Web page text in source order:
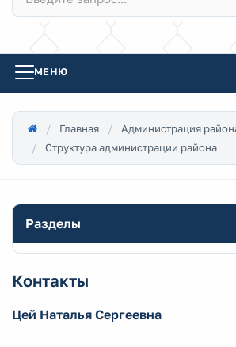
МЕНЮ
Главная Администрация
Структура администрации района
Разделы
Контакты
Цей Наталья Сергеевна